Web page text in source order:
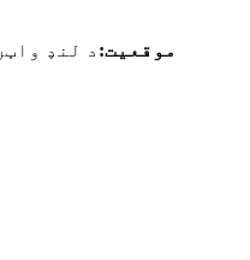
موقعیت: د لنډ